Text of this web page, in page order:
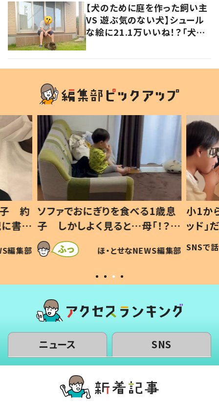
【犬のために庭を作った飼い主
VS 遊ぶ気のない犬】シュール
な絵に21.1万いいね！？「犬の
歳息
？」
編集部
小1から不登校、息子は「ギフテ
ッド」だった 父が“ウチ給食”を
作り続ける理由とは #令和の親
#令和の子
SNSで話題 ほ・とせなNEWS編集部
ひ孫
が、抱
「涙
い」
ニュース SNS